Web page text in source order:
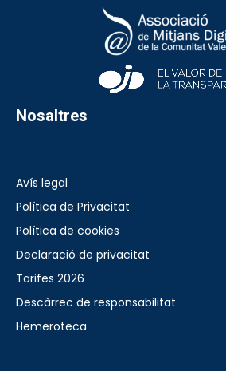
Nosaltres
Avís legal
Política de Privacitat
Política de cookies
Declaració de privacitat
Tarifes 2026
Descàrrec de responsabilitat
Hemeroteca